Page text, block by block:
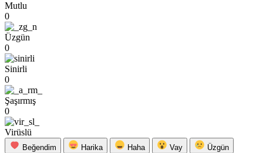
Mutlu
0
Üzgün
0
Sinirli
0
Şaşırmış
0
Virüslü
Beğendim Harika Haha Vay Üzgün